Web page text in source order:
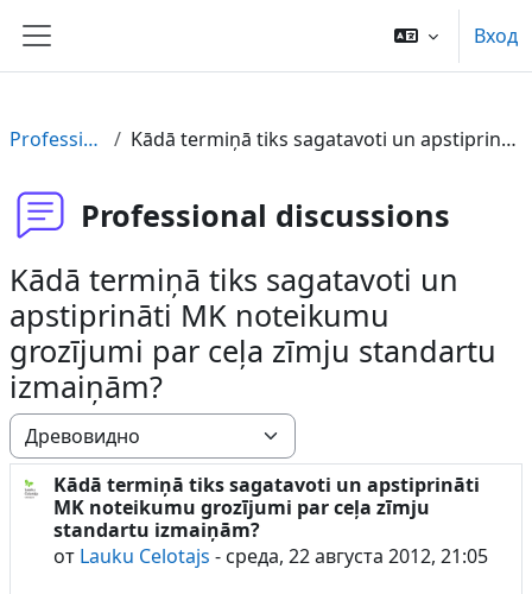
Боковая панель
Вход
Professional discussions Kādā termiņā tiks sagatavoti un apstiprināti MK noteikumu grozījumi par ceļa zīmju standartu izmaiņām?
Professional discussions
Kādā termiņā tiks sagatavoti un
apstiprināti MK noteikumu
grozījumi par ceļa zīmju standartu
izmaiņām?
Режим отображения
Kādā termiņā tiks sagatavoti un apstiprināti
MK noteikumu grozījumi par ceļa zīmju
standartu izmaiņām?
от Lauku Celotajs - среда, 22 августа 2012, 21:05
Количество ответов: 2